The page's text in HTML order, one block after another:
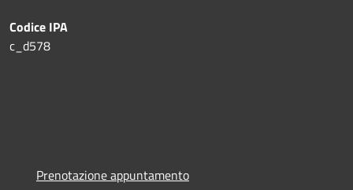
Codice IPA
c_d578
Prenotazione appuntamento